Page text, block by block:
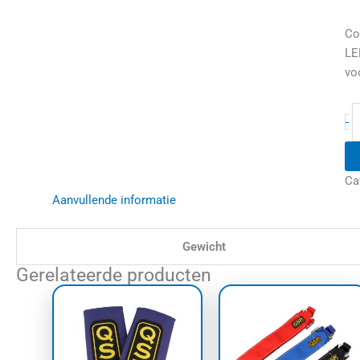
-
Aanvullende informatie
Gewicht
Gerelateerde producten
product
heeft
meerdere
heeft